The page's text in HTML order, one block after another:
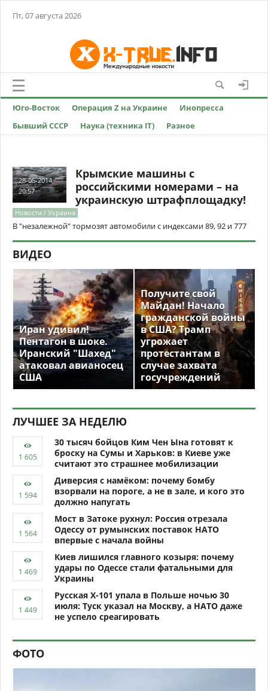
Пт, 07 августа 2026
Юго-Восток Операция Z на Украине
Инопресса
Бывший СССР
Наука (техника IT) Разное
28-05-2014,
20:57
Крымские машины с
российскими номерами – на
украинскую штрафплощадку!
Новости / Украина
В "незалежной" тормозят автомобили с индексами 89, 92 и 777
ВИДЕО
Иран удивил!
Пентагон в шоке.
Иранский "Шахед"
атаковал авианосец
США
Получите свой
Майдан! Начало
гражданской войны
в США? Трамп
угрожает
протестантам в
случае захвата
госучреждений
ЛУЧШЕЕ ЗА НЕДЕЛЮ
30 тысяч бойцов Ким Чен Ына готовят к
броску на Сумы и Харьков: в Киеве уже
считают это страшнее мобилизации
Диверсия с намёком: почему бомбу
взорвали на пороге, а не в зале, и кого это
должно напугать
Мост в Затоке рухнул: Россия отрезала
Одессу от румынских поставок НАТО
впервые с начала войны
Киев лишился главного козыря: почему
удары по Одессе стали фатальными для
Украины
Русская Х-101 упала в Польше ночью 30
июля: Туск указал на Москву, а НАТО даже
не успело среагировать
ФОТО